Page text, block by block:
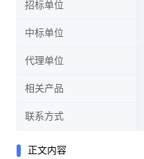
招标单位
中标单位
代理单位
相关产品
联系方式
正文内容